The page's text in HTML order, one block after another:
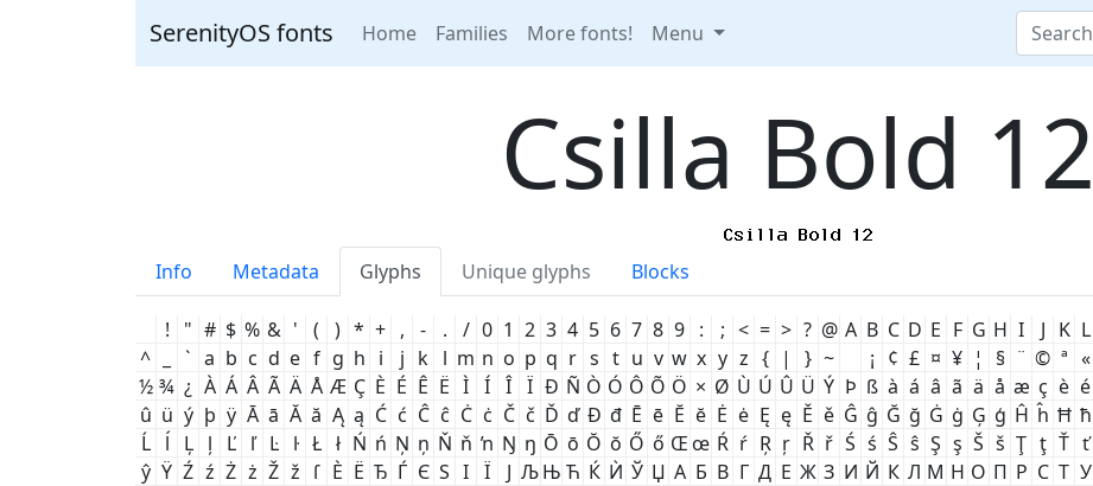
SerenityOS fonts Home Families More fonts! Menu
Csilla Bold 12
Info Metadata Glyphs Unique glyphs Blocks
! " # $ % & ' ( ) * + , - . / 0 1 2 3 4 5 6 7 8 9 : ; < = > ? @ A B C D E F G H I J K L
^
` a b c d e f g h i j k l m n o p q r s t u v w x y z { | } ~ ¡ ¢ £ ¤ ¥ ¦ § ¨ © ª «
½ ¾ ¿ À Á Â Ã Ä Å Æ Ç È É Ê Ë Ì Í Î Ï Ð Ñ Ò Ó Ô Õ Ö × Ø Ù Ú Û Ü Ý Þ ß à á â ã ä å æ ç è é
û ü ý þ ÿ Ā ā Ă ă Ą ą Ć ć Ĉ ĉ Ċ ċ Č č Ď ď Đ đ Ē ē Ĕ ĕ Ė ė Ę ę Ě ě Ĝ ĝ Ğ ğ Ġ ġ Ģ ģ Ĥ ĥ Ħ ħ
Ĺ
ĺ Ļ ļ Ľ ľ Ŀ ŀ Ł ł Ń ń Ņ ņ Ň ň ŉ Ŋ ŋ Ō ō Ŏ ŏ Ő ő Œœ Ŕ ŕ Ŗ ŗ Ř ř Ś ś Ŝ ŝ Ş ş Š š Ţ ţ Ť ť
ŷ Ÿ Ź ź Ż ż Ž ž ſ Ѐ Ё Ђ Ѓ Є Ѕ І Ї Ј ЉЊ Ћ Ќ Ѝ Ў Џ А Б В Г Д Е Ж З И Й К Л М Н О П Р С Т У